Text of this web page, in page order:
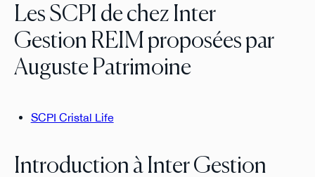
Les SCPI de chez Inter
Gestion REIM proposées par
Auguste Patrimoine
SCPI Cristal Life
Introduction à Inter Gestion